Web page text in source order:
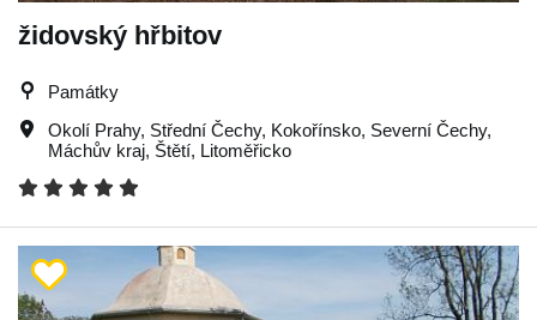
židovský hřbitov
Památky
Okolí Prahy, Střední Čechy, Kokořínsko, Severní Čechy,
Máchův kraj, Štětí, Litoměřicko